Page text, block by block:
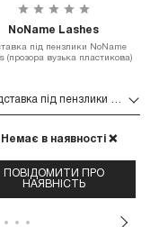
NoName Lashes
під пензлики NoName
(прозора вузька пластикова)
Немає в наявності ❌
ПОВІДОМИТИ ПРО
НАЯВНІСТЬ